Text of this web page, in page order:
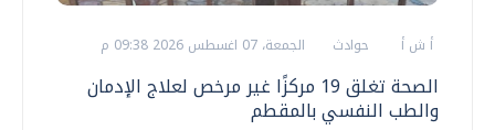
أ ش أ حوادث الجمعة، 07 اغسطس 2026 09:38 م
الصحة تغلق 19 مركزًا غير مرخص لعلاج الإدمان
والطب النفسي بالمقطم